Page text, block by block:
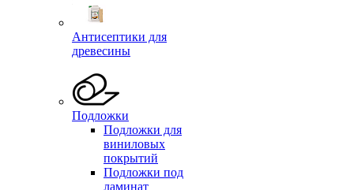
Антисептики для
древесины
Подложки
Подложки для
виниловых
покрытий
Подложки под
ламинат